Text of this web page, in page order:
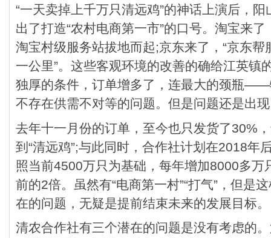
“一天卖掉上千万只清远鸡”的神话上演后，
出了打造“农村电商第一市”的口号。淘宝来
淘宝村级服务站拔地而起;京东来了，“京东帮
一公里”。这些客观环境的改善的确给江英镇
独厚的条件，订单增多了，连最大的颈瓶
不存在供需不对等的问题。但是问题还是出
去年十一月份的订单，至今也只发货了30%
到“清远鸡”;与此同时，合作社计划在2018年
照当前4500万只为基础，每年增加8000多万
前的2倍。虽然有“电商第一村”“打气”，但是
在的问题，无疑是提前结束未来的发展目标。
清农合作社有三个潜在的问题是没有考虑的